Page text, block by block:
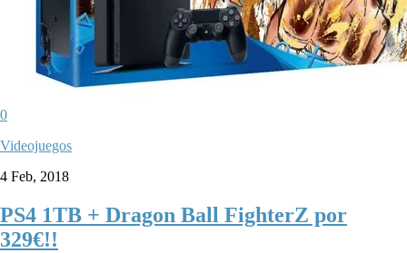
0
Videojuegos
4 Feb, 2018
PS4 1TB + Dragon Ball FighterZ por
329€!!